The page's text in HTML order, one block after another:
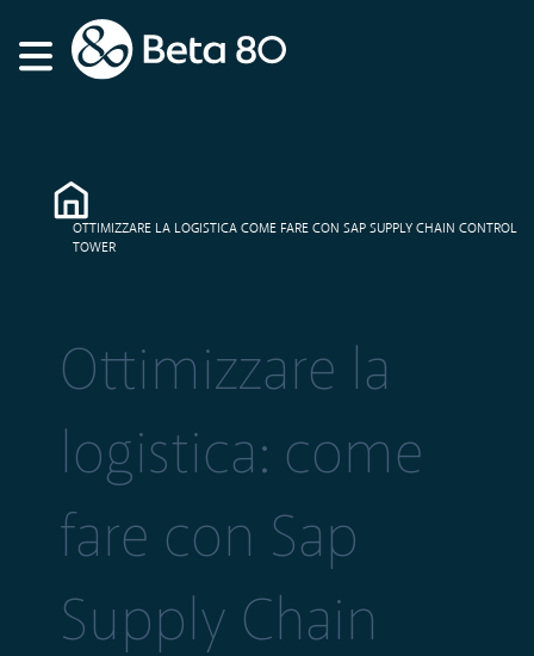
OTTIMIZZARE LA LOGISTICA COME FARE CON SAP SUPPLY CHAIN CONTROL
TOWER
Ottimizzare la
logistica: come
fare con Sap
Supply Chain